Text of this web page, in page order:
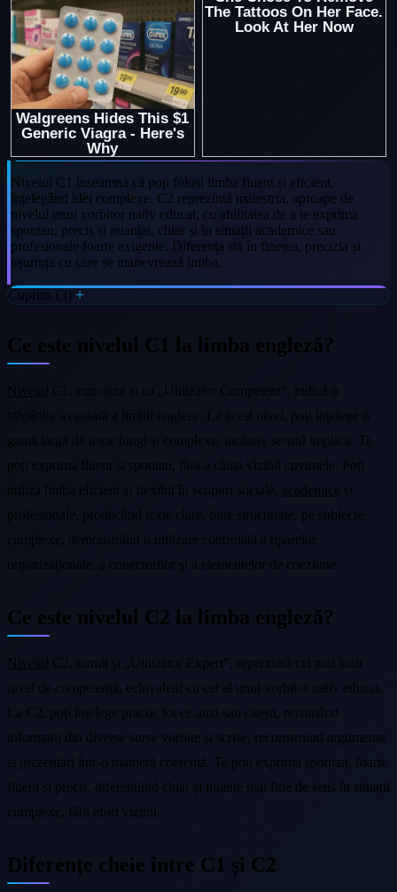
Nivelul C1 înseamnă că poți folosi limba fluent și eficient,
înțelegând idei complexe. C2 reprezintă măiestria, aproape de
nivelul unui vorbitor nativ educat, cu abilitatea de a te exprima
spontan, precis și nuanțat, chiar și în situații academice sau
profesionale foarte exigente. Diferența stă în finețea, precizia și
ușurința cu care se manevrează limba.
Cuprins (3)
Ce este nivelul C1 la limba engleză?
Nivelul
C1, cunoscut și ca „Utilizator Competent”, indică o
stăpânire avansată a limbii engleze. La acest nivel, poți înțelege o
gamă largă de texte lungi și complexe, inclusiv sensul implicit. Te
poți exprima fluent și spontan, fără a căuta vizibil cuvintele. Poți
utiliza limba eficient și flexibil în scopuri sociale, academice și
profesionale, producând texte clare, bine structurate, pe subiecte
complexe, demonstrând o utilizare controlată a tiparelor
organizaționale, a conectorilor și a elementelor de coeziune.
Ce este nivelul C2 la limba engleză?
Nivelul C2, numit și „Utilizator Expert”, reprezintă cel mai înalt
nivel de competență, echivalent cu cel al unui vorbitor nativ educat.
La C2, poți înțelege practic tot ce auzi sau citești, rezumând
informații din diverse surse vorbite și scrise, reconstruind argumente
și prezentări într-o manieră coerentă. Te poți exprima spontan, foarte
fluent și precis, diferențiind chiar și nuanțe mai fine de sens în situații
complexe, fără efort vizibil.
Diferențe cheie între C1 și C2